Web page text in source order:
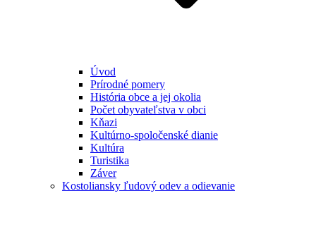
Úvod
Prírodné pomery
História obce a jej okolia
Počet obyvateľstva v obci
Kňazi
Kultúrno-spoločenské dianie
Kultúra
Turistika
Záver
Kostoliansky ľudový odev a odievanie